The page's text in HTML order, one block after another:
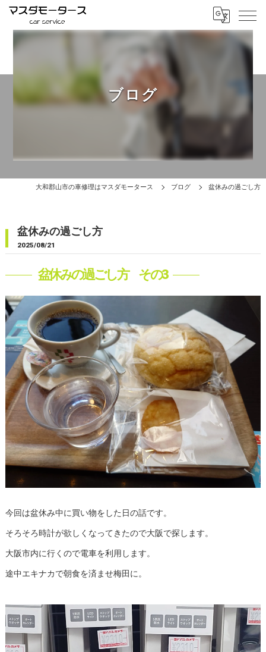
ブログ
大和郡山市の車修理はマスダモータース ブログ 盆休みの過ごし方
盆休みの過ごし方
2025/08/21
盆休みの過ごし方 その3
今回は盆休み中に買い物をした日の話です。
そろそろ時計が欲しくなってきたので大阪で探します。
大阪市内に行くので電車を利用します。
途中エキナカで朝食を済ませ梅田に。